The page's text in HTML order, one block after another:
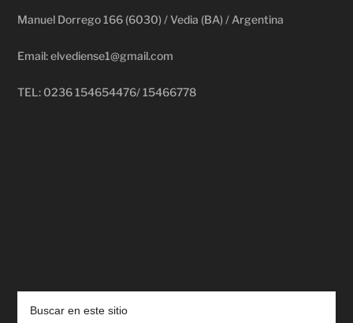
Manuel Dorrego 166 (6030) / Vedia (BA) / Argentina
Email: elvediense1@gmail.com
TEL: 0236 154654476/ 15466778